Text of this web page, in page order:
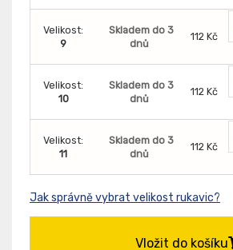
Velikost:
9
Skladem do 3
dnů
112 Kč
Velikost:
10
Skladem do 3
dnů
112 Kč
Velikost:
11
Skladem do 3
dnů
112 Kč
Jak správně vybrat velikost rukavic?
Vložit do košíku